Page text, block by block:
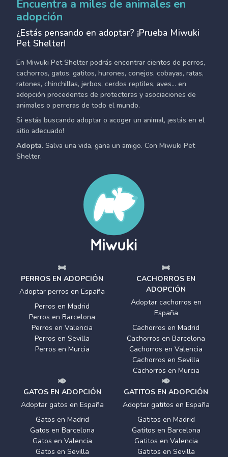
Encuentra a miles de animales en
adopción
¿Estás pensando en adoptar? ¡Prueba Miwuki
Pet Shelter!
En Miwuki Pet Shelter podrás encontrar cientos de perros,
cachorros, gatos, gatitos, hurones, conejos, cobayas, ratas,
ratones, chinchillas, jerbos, cerdos reptiles, aves... en
adopción procedentes de protectoras y asociaciones de
animales o perreras de todo el mundo.
Si estás buscando adoptar o acoger un animal, ¡estás en el
sitio adecuado!
Adopta. Salva una vida, gana un amigo. Con Miwuki Pet
Shelter.
PERROS EN ADOPCIÓN
Adoptar perros en España
Perros en Madrid
Perros en Barcelona
Perros en Valencia
Perros en Sevilla
Perros en Murcia
CACHORROS EN
ADOPCIÓN
Adoptar cachorros en
España
Cachorros en Madrid
Cachorros en Barcelona
Cachorros en Valencia
Cachorros en Sevilla
Cachorros en Murcia
GATOS EN ADOPCIÓN
Adoptar gatos en España
Gatos en Madrid
Gatos en Barcelona
Gatos en Valencia
Gatos en Sevilla
GATITOS EN ADOPCIÓN
Adoptar gatitos en España
Gatitos en Madrid
Gatitos en Barcelona
Gatitos en Valencia
Gatitos en Sevilla